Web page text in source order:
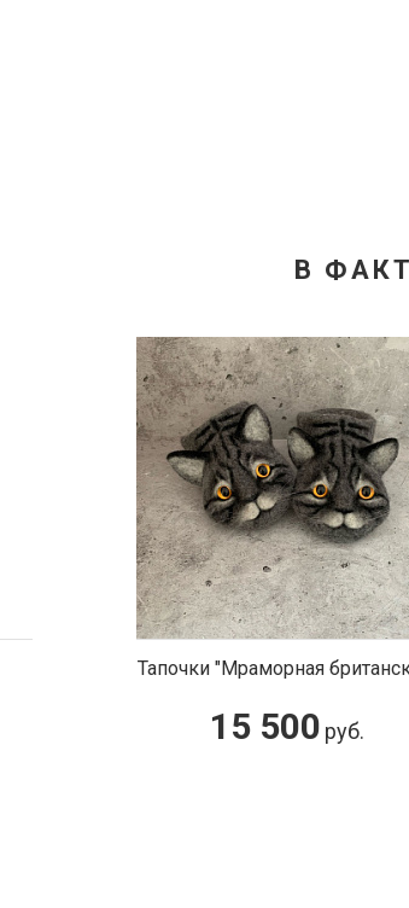
В
Серьги с самородком
193 500руб.